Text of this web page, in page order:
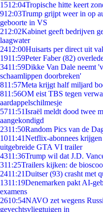
1512:04Tropische hitte keert
912:03Trump grijpt weer in op
geboorte in VS
212:02Kabinet geeft bedrijven
laagwater
2412:00Huisarts per direct uit
1911:59Peter Faber (82)
3411:59Dikke Van Dale neemt
schaamlippen doorbreken'
811:57Meta krijgt half miljard
811:56OM eist TBS tegen
aardappelschilmesje
5711:51Israël meldt dood twee
aangekondigd
2311:50Random Pics van de
1011:41Netflix-abonnees
uitgebreide GTA VI trailer
4311:36Trump wil dat J.D.
311:25Trailers kijken: de
2411:21Duitser (93) crasht met
1311:19Denemarken pakt AI-
examens
2610:54NAVO zet wegens
gevechtsvliegtuigen in